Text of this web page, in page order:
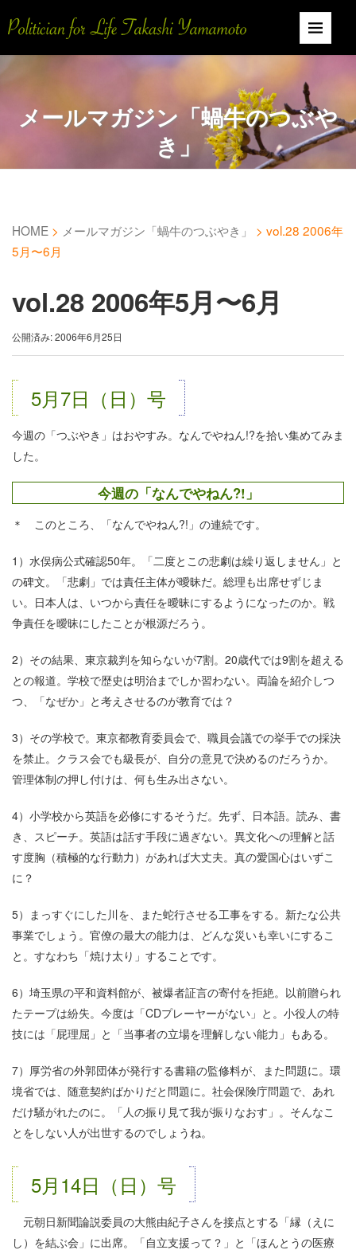
メールマガジン「蝸牛のつぶや
き」
HOME > メールマガジン「蝸牛のつぶやき」 > vol.28 2006年
5月〜6月
vol.28 2006年5月〜6月
公開済み: 2006年6月25日
5月7日（日）号
今週の「つぶやき」はおやすみ。なんでやねん!?を拾い集めてみま
した。
今週の「なんでやねん?!」
＊ このところ、「なんでやねん?!」の連続です。
1）水俣病公式確認50年。「二度とこの悲劇は繰り返しません」と
の碑文。「悲劇」では責任主体が曖昧だ。総理も出席せずじま
い。日本人は、いつから責任を曖昧にするようになったのか。戦
争責任を曖昧にしたことが根源だろう。
2）その結果、東京裁判を知らないが7割。20歳代では9割を超える
との報道。学校で歴史は明治までしか習わない。両論を紹介しつ
つ、「なぜか」と考えさせるのが教育では？
3）その学校で。東京都教育委員会で、職員会議での挙手での採決
を禁止。クラス会でも級長が、自分の意見で決めるのだろうか。
管理体制の押し付けは、何も生み出さない。
4）小学校から英語を必修にするそうだ。先ず、日本語。読み、書
き、スピーチ。英語は話す手段に過ぎない。異文化への理解と話
す度胸（積極的な行動力）があれば大丈夫。真の愛国心はいずこ
に？
5）まっすぐにした川を、また蛇行させる工事をする。新たな公共
事業でしょう。官僚の最大の能力は、どんな災いも幸いにするこ
と。すなわち「焼け太り」することです。
6）埼玉県の平和資料館が、被爆者証言の寄付を拒絶。以前贈られ
たテープは紛失。今度は「CDプレーヤーがない」と。小役人の特
技には「屁理屈」と「当事者の立場を理解しない能力」もある。
7）厚労省の外郭団体が発行する書籍の監修料が、また問題に。環
境省では、随意契約ばかりだと問題に。社会保険庁問題で、あれ
だけ騒がれたのに。「人の振り見て我が振りなおす」。そんなこ
とをしない人が出世するのでしょうね。
5月14日（日）号
元朝日新聞論説委員の大熊由紀子さんを接点とする「縁（えに
し）を結ぶ会」に出席。「自立支援って？」と「ほんとうの医療